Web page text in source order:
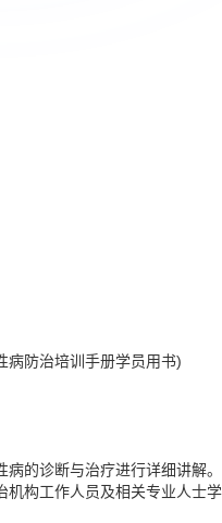
病防治培训手册学员用书)
的诊断与治疗进行详细讲解
构工作人员及相关专业人士